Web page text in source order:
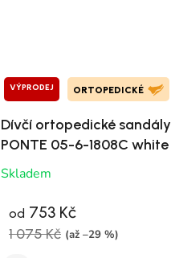
VÝPRODEJ ORTOPEDICKÉ
Dívčí ortopedické sandály
PONTE 05-6-1808C white
Skladem
od 753 Kč
1 075 Kč (až –29 %)